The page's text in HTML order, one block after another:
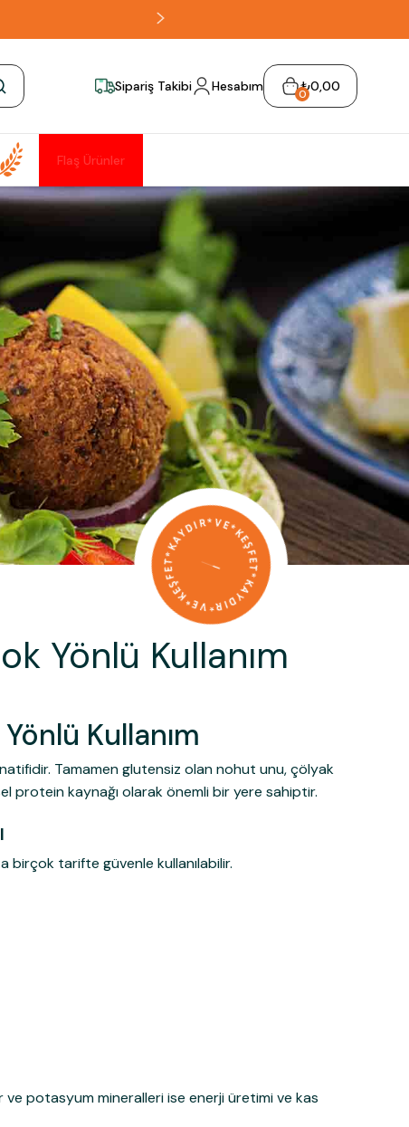
Sipariş Takibi Hesabım 0₺0,00
Flaş Ürünler
Yönlü Kullanım
Kullanım
Tamamen glutensiz olan nohut unu, çölyak
protein kaynağı olarak önemli bir yere sahiptir.
birçok tarifte güvenle kullanılabilir.
potasyum mineralleri ise enerji üretimi ve kas